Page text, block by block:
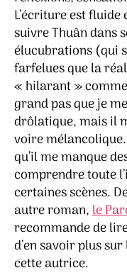
L’écriture est
suivre Thuân dans
élucubrations (qui
farfelues que la
« hilarant »
grand pas que je
drôlatique, mais il
voire
qu’il me manque
comprendre toute
certaines scènes.
autre roman,le
recommande de
d’en savoir plus
cette autrice.